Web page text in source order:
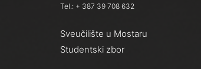
Tel.: + 387 39 708 632
Sveučilište u Mostaru
Studentski zbor